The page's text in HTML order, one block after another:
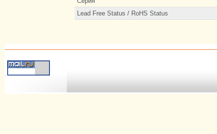
Lead Free Status / RoHS Status